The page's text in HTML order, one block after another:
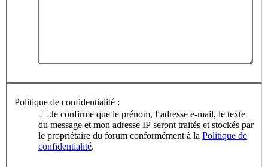
Politique de confidentialité :
Je confirme que le prénom, l‘adresse e-mail, le texte
du message et mon adresse IP seront traités et stockés par
le propriétaire du forum conformément à la Politique de
confidentialité.